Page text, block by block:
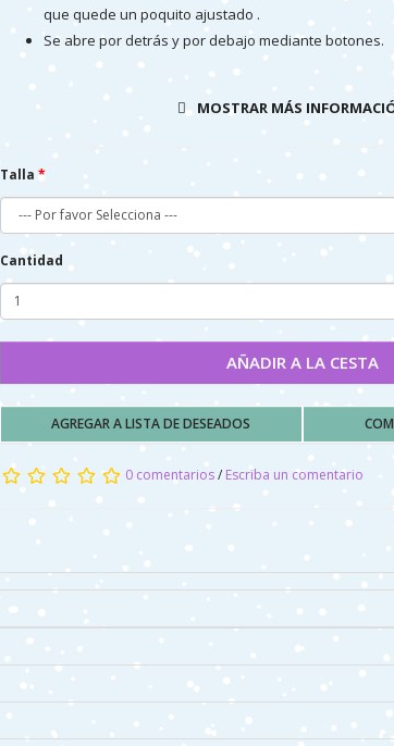
que quede un poquito ajustado .
Se abre por detrás y por debajo mediante botones.
MOSTRAR MÁS
Talla
Cantidad
AÑADIR A LA CESTA
AGREGAR A LISTA DE DESEADOS
0 comentarios/ Escriba un comentario